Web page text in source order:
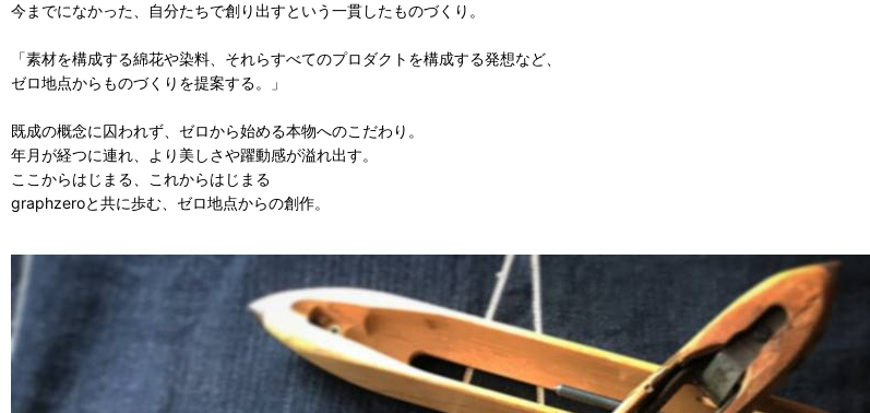
今までになかった、自分たちで創り出すという一貫したものづくり。
「素材を構成する綿花や染料、それらすべてのプロダクトを構成する発想など、
ゼロ地点からものづくりを提案する。」
既成の概念に囚われず、ゼロから始める本物へのこだわり。
年月が経つに連れ、より美しさや躍動感が溢れ出す。
ここからはじまる、これからはじまる
graphzeroと共に歩む、ゼロ地点からの創作。